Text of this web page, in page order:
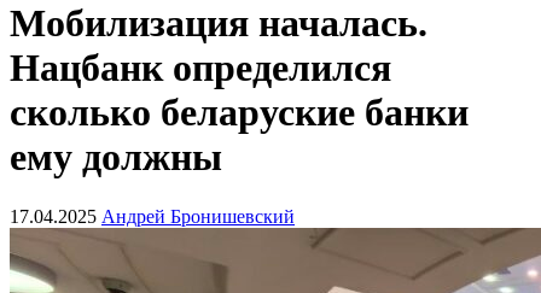
Мобилизация началась.
Нацбанк определился
сколько беларуские банки
ему должны
17.04.2025 Андрей Бронишевский